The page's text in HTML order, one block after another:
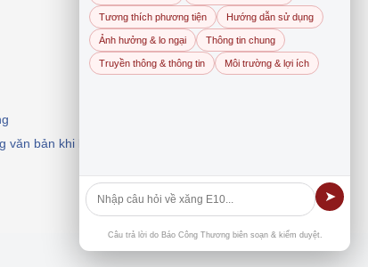
bản khi khai thác, dẫn nguồn.
Tương thích phương tiện Hướng dẫn sử dụng
Ảnh hưởng & lo ngại Thông tin chung
Truyền thông & thông tin Môi trường & lợi ích
➤
Câu trả lời do Báo Công Thương biên soạn & kiểm duyệt.